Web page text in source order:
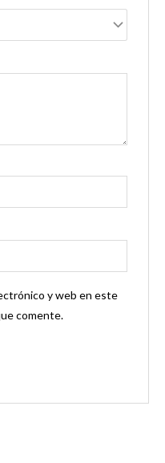
y web en este
comente.